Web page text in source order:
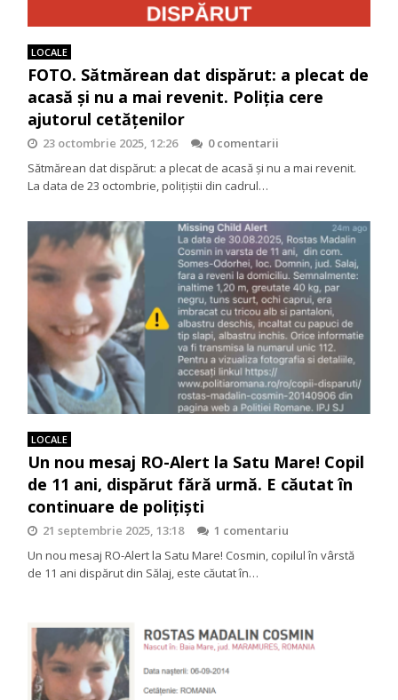
LOCALE
FOTO. Sătmărean dat dispărut: a plecat de
acasă și nu a mai revenit. Poliția cere
ajutorul cetățenilor
23 octombrie 2025, 12:26
0 comentarii
Sătmărean dat dispărut: a plecat de acasă și nu a mai revenit.
La data de 23 octombrie, polițiștii din cadrul…
LOCALE
Un nou mesaj RO-Alert la Satu Mare! Copil
de 11 ani, dispărut fără urmă. E căutat în
continuare de polițiști
21 septembrie 2025, 13:18
1 comentariu
Un nou mesaj RO-Alert la Satu Mare! Cosmin, copilul în vârstă
de 11 ani dispărut din Sălaj, este căutat în…